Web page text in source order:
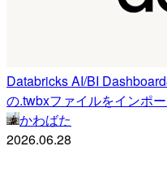
Databricks AI/BI
の.twbxファイルをインポ
かわばた
2026.06.28